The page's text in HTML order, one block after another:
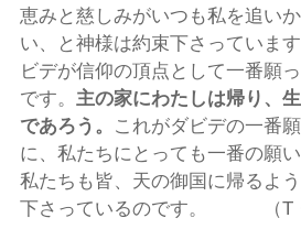
恵みと慈しみがいつも私を追い
い、と神様は約束下さっていま
ビデが信仰の頂点として一番願
です。主の家にわたしは帰り、
であろう。 これがダビデの一番
に、私たちにとっても一番の願
私たちも皆、天の御国に帰るよ
下さっているのです。 （T・